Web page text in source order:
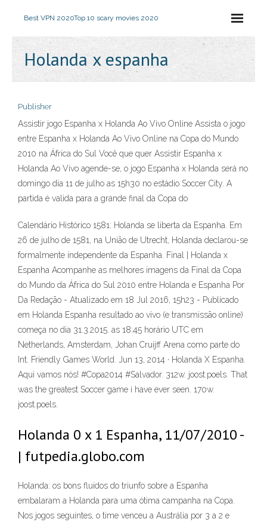
Best VPN 2020Top 10 scary movies 2020
Holanda x espanha
Publisher
Assistir jogo Espanha x Holanda Ao Vivo Online Assista o jogo
entre Espanha x Holanda Ao Vivo Online na Copa do Mundo
2010 na África do Sul Você que quer Assistir Espanha x
Holanda Ao Vivo agende-se, o jogo Espanha x Holanda será no
domingo dia 11 de julho as 15h30 no estádio Soccer City. A
partida é valida para a grande final da Copa do
Calendário Histórico 1581: Holanda se liberta da Espanha. Em
26 de julho de 1581, na União de Utrecht, Holanda declarou-se
formalmente independente da Espanha. Final | Holanda x
Espanha Acompanhe as melhores imagens da Final da Copa
do Mundo da África do Sul 2010 entre Holanda e Espanha Por
Da Redação - Atualizado em 18 Jul 2016, 15h23 - Publicado
em Holanda Espanha resultado ao vivo (e transmissão online)
começa no dia 31.3.2015. as 18:45 horário UTC em
Netherlands, Amsterdam, Johan Cruijff Arena como parte do
Int. Friendly Games World. Jun 13, 2014 · Holanda X Espanha.
Aqui vamos nós! #Copa2014 #Salvador. 312w. joost.poels. That
was the greatest Soccer game i have ever seen. 170w.
joost.poels.
Holanda 0 x 1 Espanha, 11/07/2010 -
| futpedia.globo.com
Holanda: os bons fluídos do triunfo sobre a Espanha
embalaram a Holanda para uma ótima campanha na Copa.
Nos jogos seguintes, o time venceu a Austrália por 3 a 2 e